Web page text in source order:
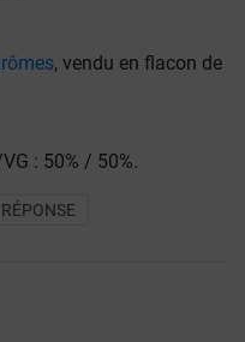
, vendu en flacon de
: 50% / 50%.